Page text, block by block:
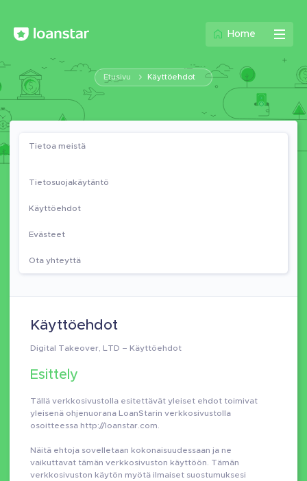
Home
Etusivu Käyttöehdot
Tietoa meistä
Tietosuojakäytäntö
Käyttöehdot
Evästeet
Ota yhteyttä
Käyttöehdot
Digital Takeover, LTD – Käyttöehdot
Esittely
Tällä verkkosivustolla esitettävät yleiset ehdot toimivat
yleisenä ohjenuorana LoanStarin verkkosivustolla
osoitteessa http://loanstar.com.
Näitä ehtoja sovelletaan kokonaisuudessaan ja ne
vaikuttavat tämän verkkosivuston käyttöön. Tämän
verkkosivuston käytön myötä ilmaiset suostumuksesi